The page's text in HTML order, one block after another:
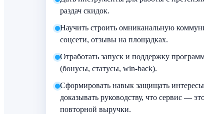
раздач скидок.
Научить строить омниканальную
соцсети, отзывы на площадках.
Отработать запуск и поддержку
(бонусы, статусы, win-back).
Сформировать навык защищать
доказывать руководству, что сервис —
повторной выручки.